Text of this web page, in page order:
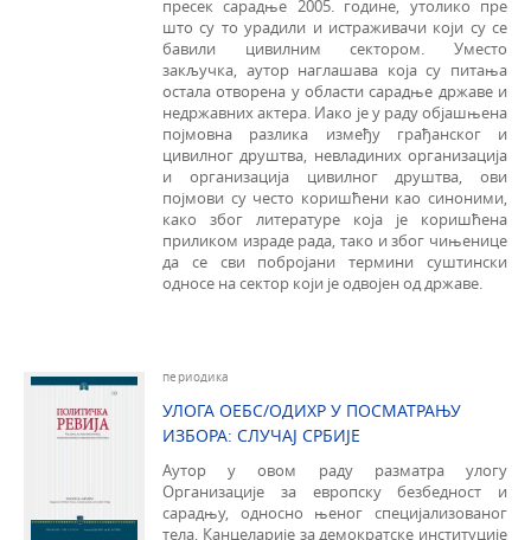
пресек сарадње 2005. године, утолико пре
што су то урадили и истраживачи који су се
бавили цивилним сектором. Уместо
закључка, аутор наглашава која су питања
остала отворена у области сарадње државе и
недржавних актера. Иако је у раду објашњена
појмовна разлика између грађанског и
цивилног друштва, невладиних организација
и организација цивилног друштва, ови
појмови су често коришћени као синоними,
како због литературе која је коришћена
приликом израде рада, тако и због чињенице
да се сви побројани термини суштински
односе на сектор који је одвојен од државе.
периодика
УЛОГА ОЕБС/ОДИХР У ПОСМАТРАЊУ
ИЗБОРА: СЛУЧАЈ СРБИЈЕ
Аутор у овом раду разматра улогу
Организације за европску безбедност и
сарадњу, односно њеног специјализованог
тела, Канцеларије за демократске институције